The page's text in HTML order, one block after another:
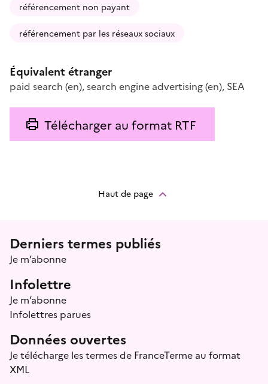
référencement non payant
référencement par les réseaux sociaux
Équivalent étranger
paid search (en),search engine advertising(en), SEA
Télécharger au format RTF
Haut de page
Menu prefooter
Derniers termes publiés
Je m’abonne
Infolettre
Je m’abonne
Infolettres parues
Données ouvertes
Je télécharge les termes de FranceTerme au format
XML